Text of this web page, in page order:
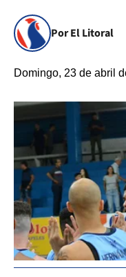
Por El Litoral
Domingo, 23 de abril